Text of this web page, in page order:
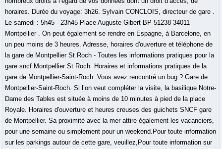
horaires. Durée du voyage: 3h26. Sylvain CONCLOIS, directeur de gare .
Le samedi : 5h45 - 23h45 Place Auguste Gibert BP 51238 34011
Montpellier . On peut également se rendre en Espagne, à Barcelone, en
un peu moins de 3 heures. Adresse, horaires d'ouverture et téléphone de
la gare de Montpellier St Roch - Toutes les informations pratiques pour la
gare sncf Montpellier St Roch. Horaires et informations pratiques de la
gare de Montpellier-Saint-Roch. Vous avez rencontré un bug ? Gare de
Montpellier-Saint-Roch. Si l’on veut compléter la visite, la basilique Notre-
Dame des Tables est située à moins de 10 minutes à pied de la place
Royale. Horaires d'ouverture et heures creuses des guichets SNCF gare
de Montpellier. Sa proximité avec la mer attire également les vacanciers,
pour une semaine ou simplement pour un weekend.Pour toute information
sur les parkings autour de cette gare, veuillez,Pour toute information sur